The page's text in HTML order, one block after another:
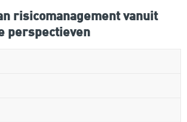
risicomanagement vanuit
perspectieven